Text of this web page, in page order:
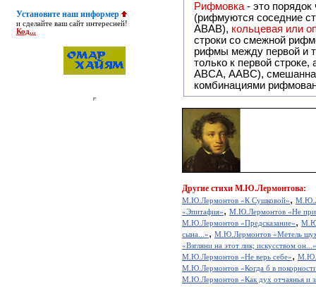
Установите наш информер
и сделайте ваш сайт интересней!
Код...
Рифмовка - это
(рифмуются соседние
ABAB), кольцевая или
строки со смежной
рифмы между первой и
только к первой
ABCA, AABC), смешанная или вольная рифмовка (рифмовка в сложных строфах с различными
комбинациями
Другие стихи М.Ю.Лермонтова:
М.Ю.Лермонтов «К Cушковой»,
«Эпитафия», М.Ю.Лермонтов «Не
М.Ю.Лермонтов «Предсказание»,
сына...», М.Ю.Лермонтов «Метель
«Взгляни на этот лик; искусством он...»
М.Ю.Лермонтов «Не верь себе»,
М.Ю.Лермонтов «Когда б в
М.Ю.Лермонтов «Как дух отчаянья и